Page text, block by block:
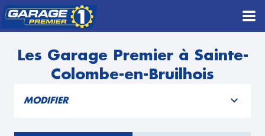
Les Garage Premier à Sainte-
Colombe-en-Bruilhois
MODIFIER